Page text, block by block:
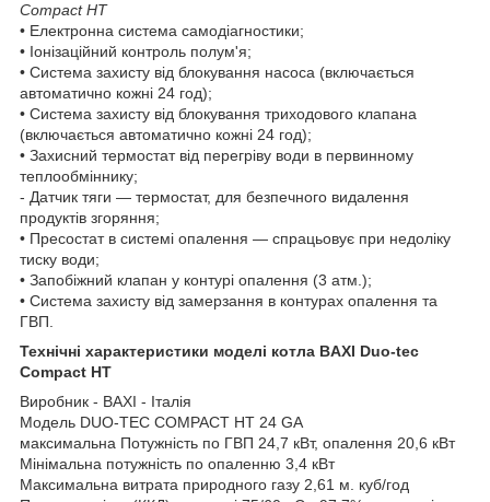
Compact HT
• Електронна система самодіагностики;
• Іонізаційний контроль полум'я;
• Система захисту від блокування насоса (включається
автоматично кожні 24 год);
• Система захисту від блокування триходового клапана
(включається автоматично кожні 24 год);
• Захисний термостат від перегріву води в первинному
теплообміннику;
- Датчик тяги — термостат, для безпечного видалення
продуктів згоряння;
• Пресостат в системі опалення — спрацьовує при недоліку
тиску води;
• Запобіжний клапан у контурі опалення (3 атм.);
• Система захисту від замерзання в контурах опалення та
ГВП.
Технічні характеристики моделі котла BAXI Duo-tec
Compact HT
Виробник - BAXI - Італія
Модель DUO-TEC COMPACT HT 24 GA
максимальна Потужність по ГВП 24,7 кВт, опалення 20,6 кВт
Мінімальна потужність по опаленню 3,4 кВт
Максимальна витрата природного газу 2,61 м. куб/год